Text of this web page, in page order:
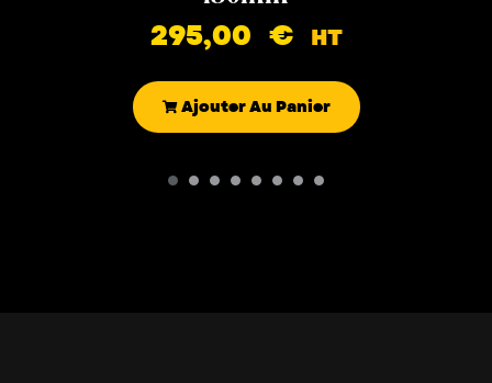
295,00 € HT
Ajouter Au Panier